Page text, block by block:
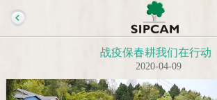
战疫保春耕我们在行动
2020-04-09